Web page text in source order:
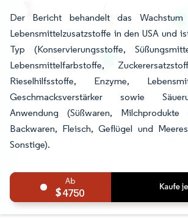
Der Bericht behandelt das
Lebensmittelzusatzstoffe in den USA und
Typ (Konservierungsstoffe,
Lebensmittelfarbstoffe,
Rieselhilfsstoffe, Enzyme,
Geschmacksverstärker sowie
Anwendung (Süßwaren, Milchprodukte
Backwaren, Fleisch, Geflügel und
Sonstige).
4750